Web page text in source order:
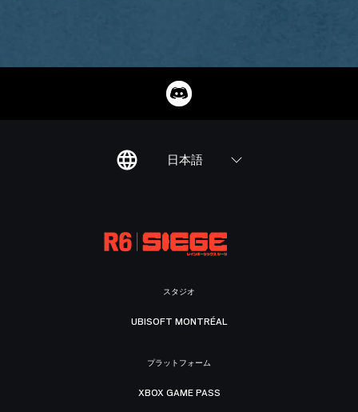
日本語
スタジオ
UBISOFT MONTRÉAL
プラットフォーム
XBOX GAME PASS